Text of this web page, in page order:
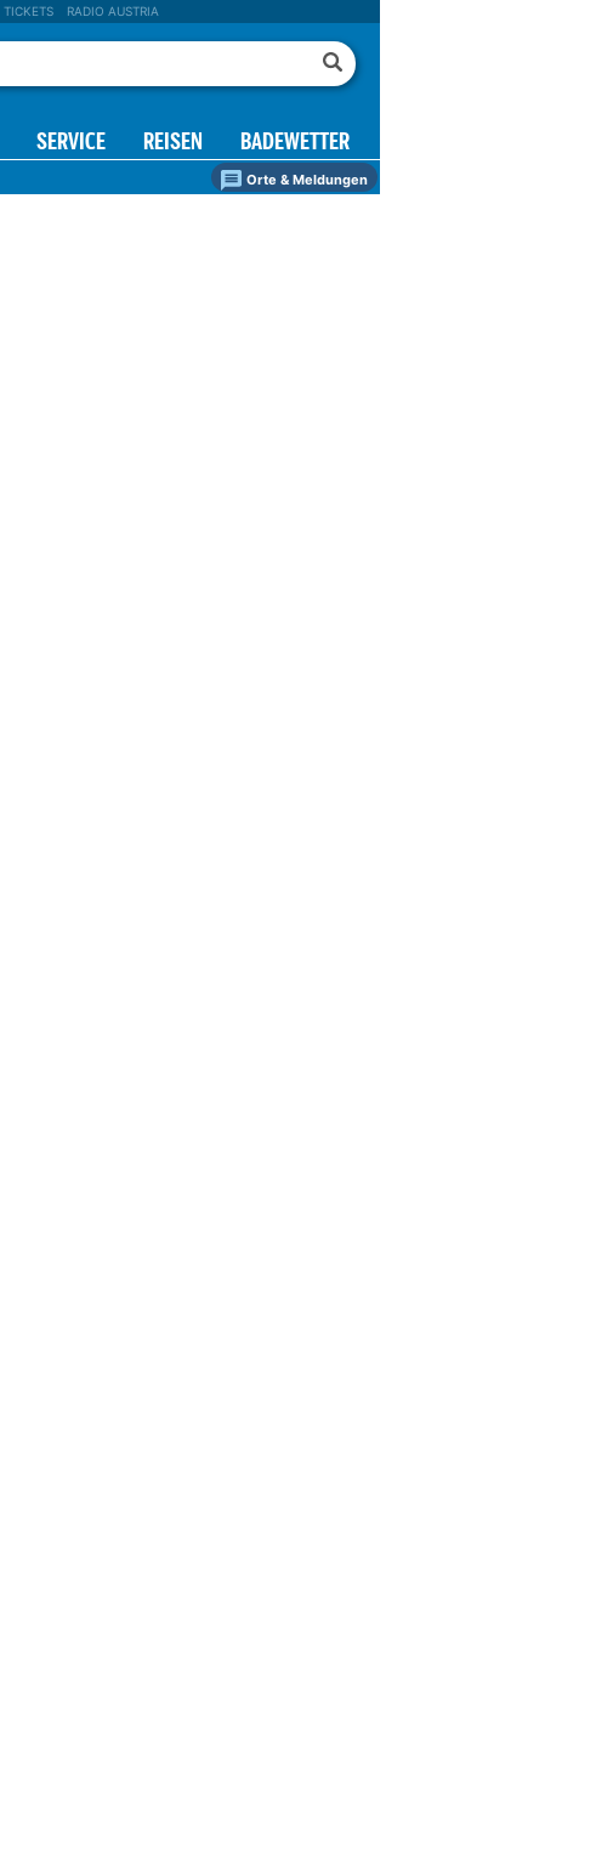
TICKETS RADIO AUSTRIA
SERVICE REISEN BADEWETTER
Orte & Meldungen